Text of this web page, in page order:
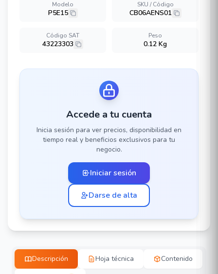
Modelo
P5E15
SKU / Código
CB06AENS01
Código SAT
43223303
Peso
0.12 Kg
Accede a tu cuenta
Inicia sesión para ver precios, disponibilidad en
tiempo real y beneficios exclusivos para tu
negocio.
Iniciar sesión
Darse de alta
Descripción Hoja técnica Contenido